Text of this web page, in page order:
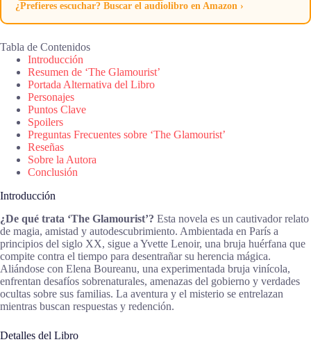
¿Prefieres escuchar? Buscar el audiolibro en Amazon ›
Tabla de Contenidos
Introducción
Resumen de ‘The Glamourist’
Portada Alternativa del Libro
Personajes
Puntos Clave
Spoilers
Preguntas Frecuentes sobre ‘The Glamourist’
Reseñas
Sobre la Autora
Conclusión
Introducción
¿De qué trata ‘The Glamourist’? Esta novela es un cautivador relato
de magia, amistad y autodescubrimiento. Ambientada en París a
principios del siglo XX, sigue a Yvette Lenoir, una bruja huérfana que
compite contra el tiempo para desentrañar su herencia mágica.
Aliándose con Elena Boureanu, una experimentada bruja vinícola,
enfrentan desafíos sobrenaturales, amenazas del gobierno y verdades
ocultas sobre sus familias. La aventura y el misterio se entrelazan
mientras buscan respuestas y redención.
Detalles del Libro